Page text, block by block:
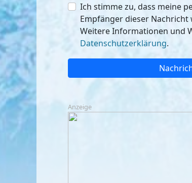
Ich stimme zu, dass meine
Empfänger dieser Nachricht
Weitere Informationen und
Datenschutzerklärung.
Anzeige